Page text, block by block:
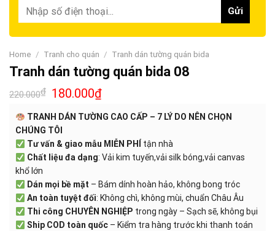
Home / Tranh cho quán / Tranh dán tường quán bida
Tranh dán tường quán bida 08
220.000₫ 180.000₫
TRANH DÁN TƯỜNG CAO CẤP – 7 LÝ DO NÊN CHỌN
CHÚNG TÔI
Tư vấn & giao mẫu MIỄN PHÍ
tận nhà
Chất liệu đa dạng: Vải kim tuyến,vải silk bóng,vải canvas
khổ lớn
Dán mọi bề mặt – Bám dính hoàn hảo, không bong tróc
An toàn tuyệt đối: Không chì, không mùi, chuẩn Châu Âu
Thi công CHUYÊN NGHIỆP trong ngày – Sạch sẽ, không bụi
Ship COD toàn quốc– Kiểm tra hàng trước khi thanh toán